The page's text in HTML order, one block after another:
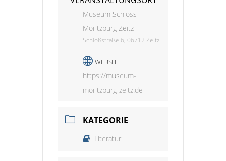
Museum Schloss
Moritzburg Zeitz
Schloßstraße 6, 06712 Zeitz
WEBSITE
https://museum-
moritzburg-zeitz.de
KATEGORIE
Literatur